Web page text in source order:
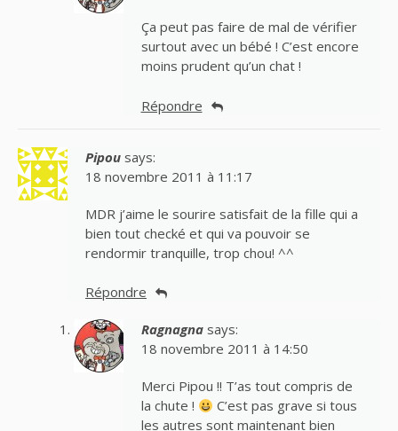
Ça peut pas faire de mal de vérifier
surtout avec un bébé ! C’est encore
moins prudent qu’un chat !
Répondre
Pipou says:
18 novembre 2011 à 11:17
MDR j’aime le sourire satisfait de la fille qui a
bien tout checké et qui va pouvoir se
rendormir tranquille, trop chou! ^^
Répondre
Ragnagna says:
18 novembre 2011 à 14:50
Merci Pipou !! T’as tout compris de
la chute !
C’est pas grave si tous
les autres sont maintenant bien